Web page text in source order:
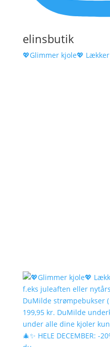
elinsbutik
💖Glimmer kjole💖
🎄✨ HELE DECEMBER: -